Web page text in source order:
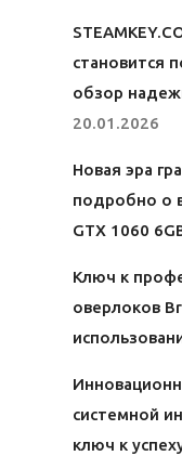
становится
обзор
20.01.2026
Новая эра
подробно о
GTX 1060
Ключ к
оверлоков
системной
ключ к